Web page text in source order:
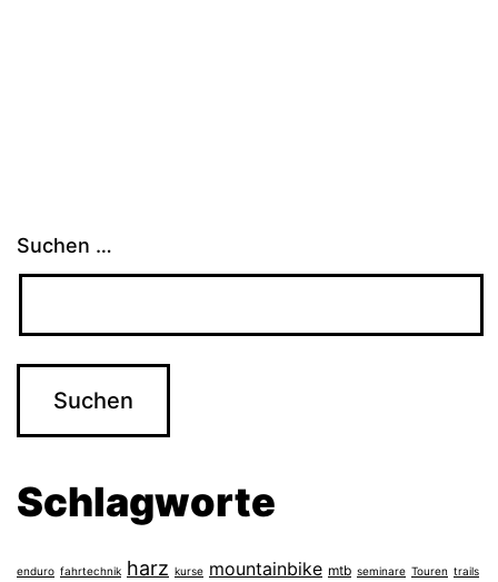
Suchen …
Schlagworte
enduro fahrtechnik harz kurse mountainbike mtb seminare Touren trails